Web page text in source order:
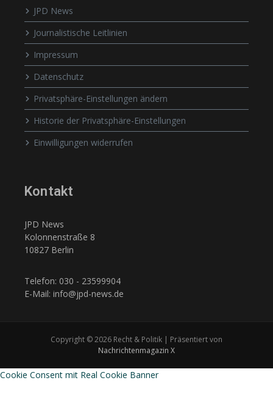
JPD News
Journalistische Leitlinien
Impressum
Datenschutz
Privatsphäre-Einstellungen ändern
Historie der Privatsphäre-Einstellungen
Einwilligungen widerrufen
Kontakt
JPD News
Kolonnenstraße 8
10827 Berlin
Telefon: 030 - 23599904
E-Mail: info@jpd-news.de
Copyright © 2026 Recht & Politik | Präsentiert von
Nachrichtenmagazin X
Cookie Consent mit Real Cookie Banner